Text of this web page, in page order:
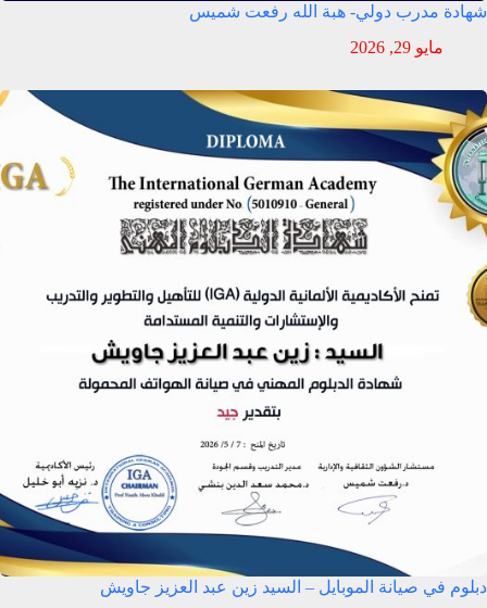
شهادة مدرب دولي- هبة الله رفعت شميس
مايو 29, 2026
دبلوم في صيانة الموبايل – السيد زين عبد العزيز جاويش